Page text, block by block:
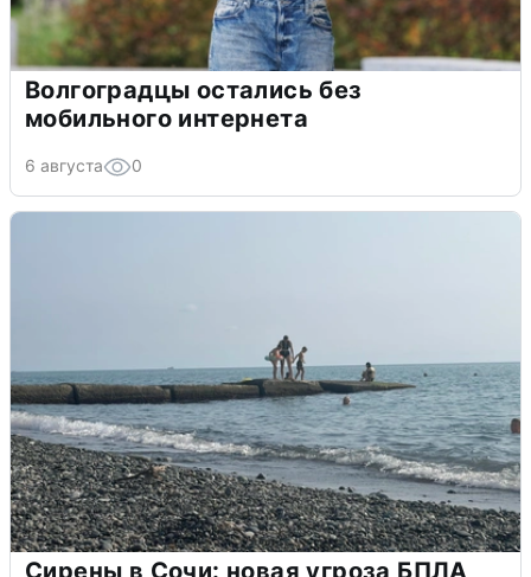
Волгоградцы остались без
мобильного интернета
6 августа 0